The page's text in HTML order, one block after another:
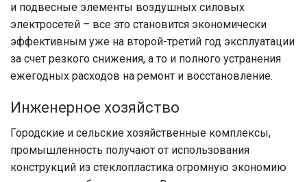
и подвесные элементы воздушных силовых
электросетей – все это становится экономически
эффективным уже на второй-третий год эксплуатации
за счет резкого снижения, а то и полного устранения
ежегодных расходов на ремонт и восстановление.
Инженерное хозяйство
Городские и сельские хозяйственные комплексы,
промышленность получают от использования
конструкций из стеклопластика огромную экономию